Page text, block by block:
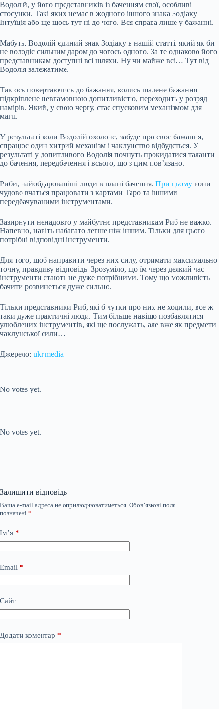
Водолій, у його представників із баченням свої, особливі
стосунки. Такі яких немає в жодного іншого знака Зодіаку.
Інтуїція або ще щось тут ні до чого. Вся справа лише у бажанні.
Мабуть, Водолій єдиний знак Зодіаку в нашій статті, який як би
не володіє сильним даром до чогось одного. За те однаково його
представникам доступні всі шляхи. Ну чи майже всі… Тут від
Водолія залежатиме.
Так ось повертаючись до бажання, колись шалене бажання
підкріплене невгамовною допитливістю, переходить у розряд
намірів. Який, у свою чергу, стає спусковим механізмом для
магії.
У результаті коли Водолій охолоне, забуде про своє бажання,
спрацює один хитрий механізм і чаклунство відбудеться. У
результаті у допитливого Водолія почнуть прокидатися таланти
до бачення, передбачення і всього, що з цим пов’язано.
Риби, найобдарованіші люди в плані бачення. При цьому вони
чудово вчаться працювати з картами Таро та іншими
передбачуваними інструментами.
Зазирнути ненадовго у майбутнє представникам Риб не важко.
Напевно, навіть набагато легше ніж іншим. Тільки для цього
потрібні відповідні інструменти.
Для того, щоб направити через них силу, отримати максимально
точну, правдиву відповідь. Зрозуміло, що їм через деякий час
інструменти стають не дуже потрібними. Тому що можливість
бачити розвинеться дуже сильно.
Тільки представники Риб, які б чутки про них не ходили, все ж
таки дуже практичні люди. Тим більше навіщо позбавлятися
улюблених інструментів, які ще послужать, але вже як предмети
чаклунської сили…
Джерело: ukr.media
No votes yet.
No votes yet.
Залишити відповідь
Ваша e-mail адреса не оприлюднюватиметься. Обов’язкові поля
позначені *
Ім’я *
Email *
Сайт
Додати коментар *